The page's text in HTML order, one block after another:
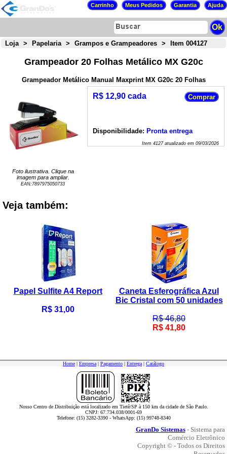
Loja > Papelaria > Grampos e Grampeadores > Item 004127
Grampeador 20 Folhas Metálico MX G20c
Grampeador Metálico Manual Maxprint MX G20c 20 Folhas
Foto ilustrativa. Clique na
imagem para ampliar.
EAN: 7897975050733
R$ 12,90 cada
Disponibilidade: Pronta entrega
Item 4127atualizado em 09/03/2026
Veja também:
Papel Sulfite A4 Report
R$ 31,00
Caneta Esferográfica Azul
Bic Cristal com 50 unidades
R$ 46,80
R$ 41,80
Home | Empresa| Pagamento | Entrega| Catálogo
Nosso Centro de Distribuição está localizado em Tietê/SP à 150 km da cidade de São Paulo.
CNPJ: 67.734.038/0001-69
Telefone: (15) 3282-3390 - WhatsApp: (15) 99748-8340
GranDo Sistemas- Sistema para
Comércio Eletrônico
Copyright © - Todos os Direitos